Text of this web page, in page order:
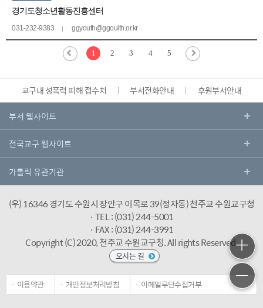
경기도청소년활동진흥센터
031-232-9383 ggyouth@ggouith.or.kr
1 2 3 4 5
교구내 성폭력 피해 접수처 부서전화안내 후원부서안내
(우) 16346 경기도 수원시 장안구 이목로 39(정자동) 천주교 수원교구청
· TEL : (031) 244-5001
· FAX : (031) 244-3991
Copyright (C) 2020, 천주교 수원교구청.All rights Reserved.
오시는 길
이용약관 개인정보처리방침 이메일무단수집거부